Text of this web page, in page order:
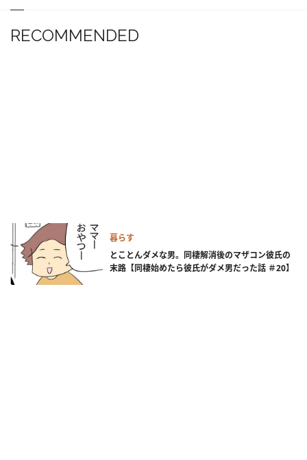
RECOMMENDED
暮らす
とことんダメな男。同棲解消後のマザコン彼氏の
末路【同棲始めたら彼氏がダメ男だった話 ＃20】